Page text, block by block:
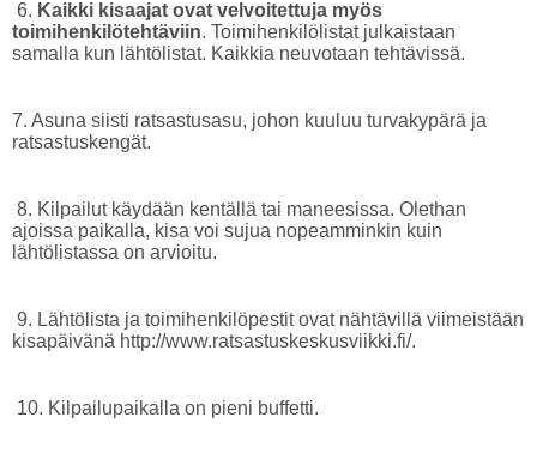
6. Kaikki kisaajat ovat velvoitettuja myös
toimihenkilötehtäviin. Toimihenkilölistat julkaistaan
samalla kun lähtölistat. Kaikkia neuvotaan tehtävissä.
7. Asuna siisti ratsastusasu, johon kuuluu turvakypärä ja
ratsastuskengät.
8. Kilpailut käydään kentällä tai maneesissa. Olethan
ajoissa paikalla, kisa voi sujua nopeamminkin kuin
lähtölistassa on arvioitu.
9. Lähtölista ja toimihenkilöpestit ovat nähtävillä viimeistään
kisapäivänä http://www.ratsastuskeskusviikki.fi/.
10. Kilpailupaikalla on pieni buffetti.